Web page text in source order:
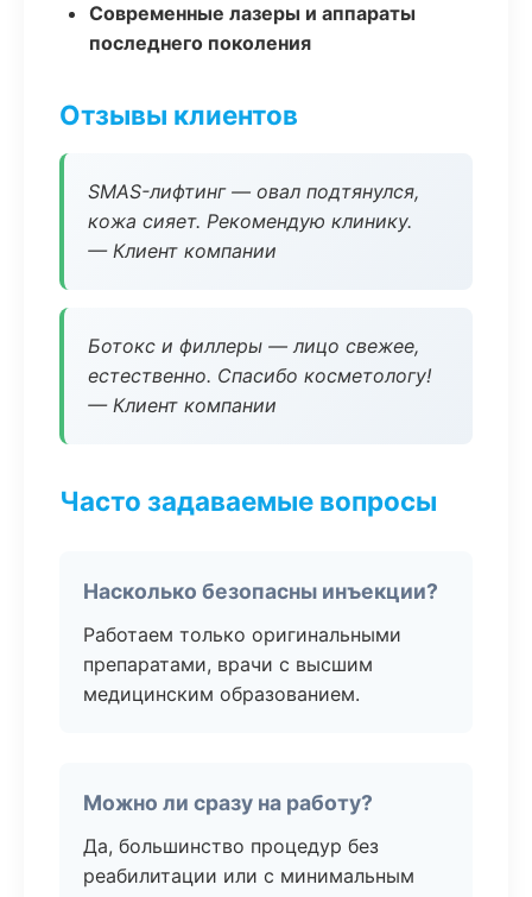
Современные лазеры и аппараты
последнего поколения
Отзывы клиентов
SMAS-лифтинг — овал подтянулся,
кожа сияет. Рекомендую клинику.
— Клиент компании
Ботокс и филлеры — лицо свежее,
естественно. Спасибо косметологу!
— Клиент компании
Часто задаваемые вопросы
Насколько безопасны инъекции?
Работаем только оригинальными
препаратами, врачи с высшим
медицинским образованием.
Можно ли сразу на работу?
Да, большинство процедур без
реабилитации или с минимальным